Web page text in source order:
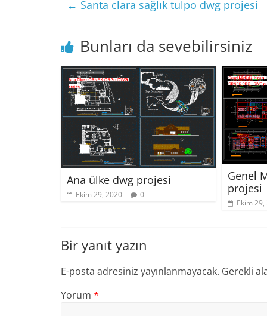
← Santa clara sağlık tulpo dwg projesi
Bunları da sevebilirsiniz
Ana ülke dwg projesi
Ekim 29, 2020 0
Genel
projesi
Ekim
Bir yanıt yazın
E-posta adresiniz yayınlanmayacak. Gerekli
Yorum *